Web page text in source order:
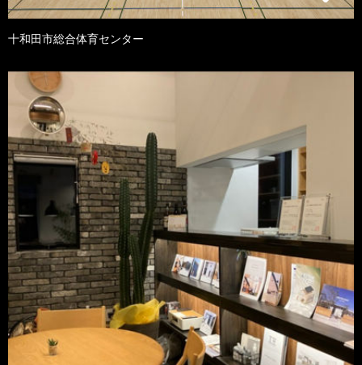
十和田市総合体育センター